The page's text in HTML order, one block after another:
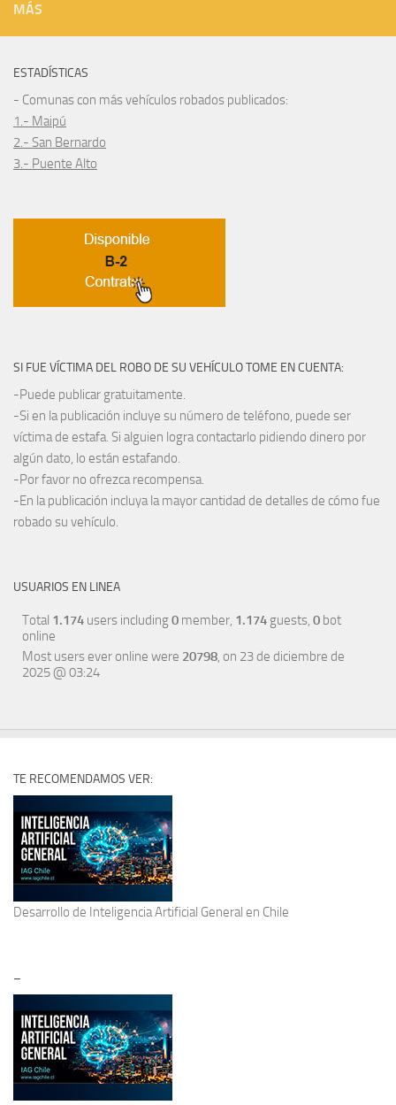
MÁS
ESTADÍSTICAS
- Comunas con más vehículos robados publicados:
1.- Maipú
2.- San Bernardo
3.- Puente Alto
SI FUE VÍCTIMA DEL ROBO DE SU VEHÍCULO TOME EN CUENTA:
-Puede publicar gratuitamente.
-Si en la publicación incluye su número de teléfono, puede ser
víctima de estafa. Si alguien logra contactarlo pidiendo dinero por
algún dato, lo están estafando.
-Por favor no ofrezca recompensa.
-En la publicación incluya la mayor cantidad de detalles de cómo fue
robado su vehículo.
USUARIOS EN LINEA
Total 1.174 users including0 member, 1.174 guests, 0 bot
online
Most users ever online were 20798, on 23 de diciembre de
2025 @ 03:24
TE RECOMENDAMOS VER:
Desarrollo de Inteligencia Artificial General en Chile
–